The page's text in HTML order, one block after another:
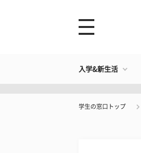
入学&新生活
学生の窓口トップ